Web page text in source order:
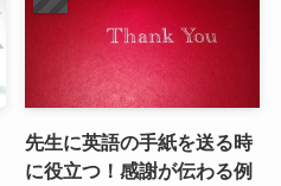
先生に英語の手紙を送る時
に役立つ！感謝が伝わる例